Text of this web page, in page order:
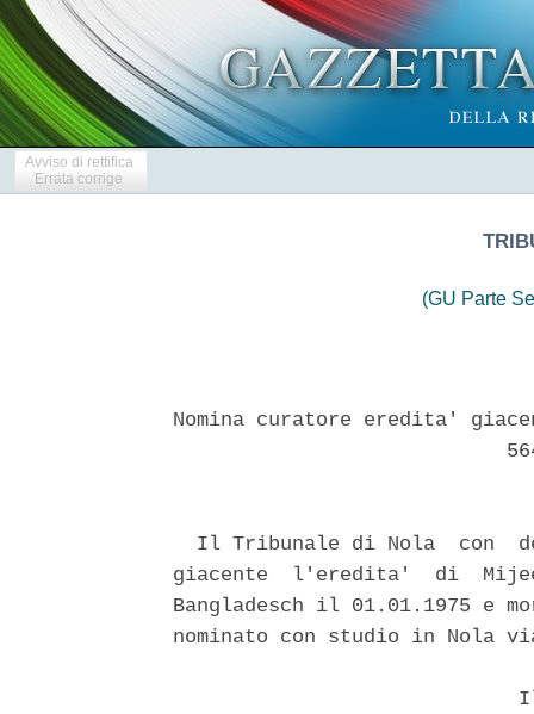
Avviso di rettifica
Errata corrige
(GU Parte
Nomina curatore eredita'
Il Tribunale di Nola  con
giacente  l'eredita'  di  Mijee
Bangladesch il 01.01.1975 e
nominato con studio in Nola